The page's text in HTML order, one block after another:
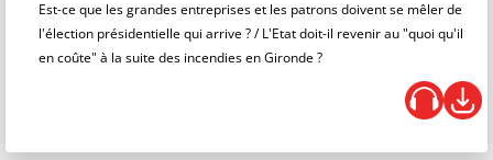
Est-ce que les grandes entreprises et les patrons doivent se mêler de
l'élection présidentielle qui arrive ? / L'Etat doit-il revenir au "quoi qu'il
en coûte" à la suite des incendies en Gironde ?